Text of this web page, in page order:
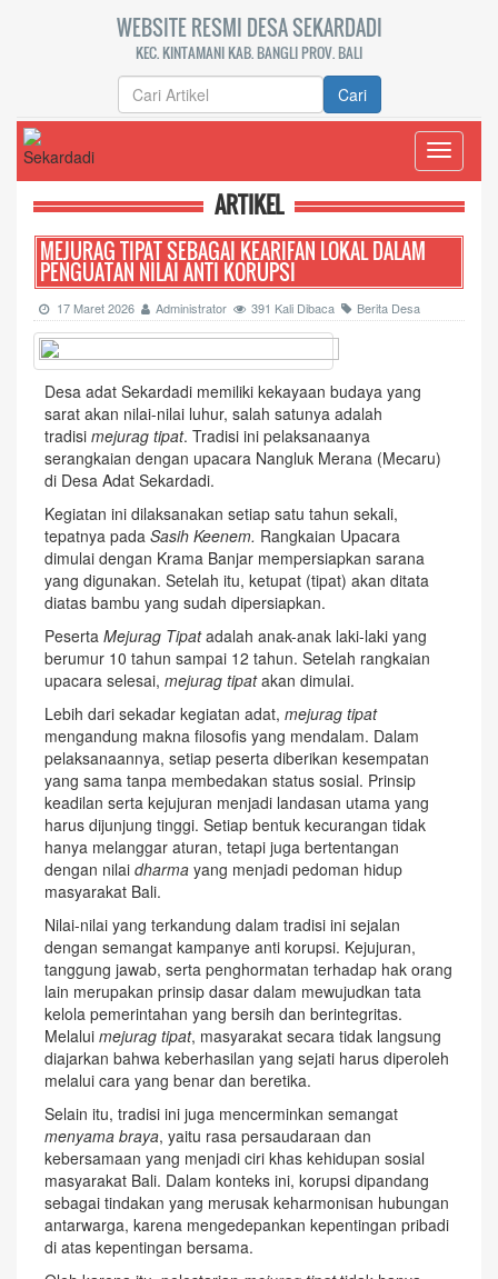
WEBSITE RESMI DESA SEKARDADI
KEC. KINTAMANI KAB. BANGLI PROV. BALI
Cari
Toggle
ARTIKEL
MEJURAG TIPAT SEBAGAI KEARIFAN LOKAL DALAM
PENGUATAN NILAI ANTI KORUPSI
17 Maret 2026 Administrator 391 Kali Dibaca Berita Desa
Desa adat Sekardadi memiliki kekayaan budaya yang
sarat akan nilai-nilai luhur, salah satunya adalah
tradisi mejurag tipat. Tradisi ini pelaksanaanya
serangkaian dengan upacara Nangluk Merana (Mecaru)
di Desa Adat Sekardadi.
Kegiatan ini dilaksanakan setiap satu tahun sekali,
tepatnya pada Sasih Keenem. Rangkaian Upacara
dimulai dengan Krama Banjar mempersiapkan sarana
yang digunakan. Setelah itu, ketupat (tipat) akan ditata
diatas bambu yang sudah dipersiapkan.
Peserta Mejurag Tipatadalah anak-anak laki-laki yang
berumur 10 tahun sampai 12 tahun. Setelah rangkaian
upacara selesai, mejurag tipatakan dimulai.
Lebih dari sekadar kegiatan adat, mejurag tipat
mengandung makna filosofis yang mendalam. Dalam
pelaksanaannya, setiap peserta diberikan kesempatan
yang sama tanpa membedakan status sosial. Prinsip
keadilan serta kejujuran menjadi landasan utama yang
harus dijunjung tinggi. Setiap bentuk kecurangan tidak
hanya melanggar aturan, tetapi juga bertentangan
dengan nilai dharma yang menjadi pedoman hidup
masyarakat Bali.
Nilai-nilai yang terkandung dalam tradisi ini sejalan
dengan semangat kampanye anti korupsi. Kejujuran,
tanggung jawab, serta penghormatan terhadap hak orang
lain merupakan prinsip dasar dalam mewujudkan tata
kelola pemerintahan yang bersih dan berintegritas.
Melalui mejurag tipat, masyarakat secara tidak langsung
diajarkan bahwa keberhasilan yang sejati harus diperoleh
melalui cara yang benar dan beretika.
Selain itu, tradisi ini juga mencerminkan semangat
menyama braya, yaitu rasa persaudaraan dan
kebersamaan yang menjadi ciri khas kehidupan sosial
masyarakat Bali. Dalam konteks ini, korupsi dipandang
sebagai tindakan yang merusak keharmonisan hubungan
antarwarga, karena mengedepankan kepentingan pribadi
di atas kepentingan bersama.